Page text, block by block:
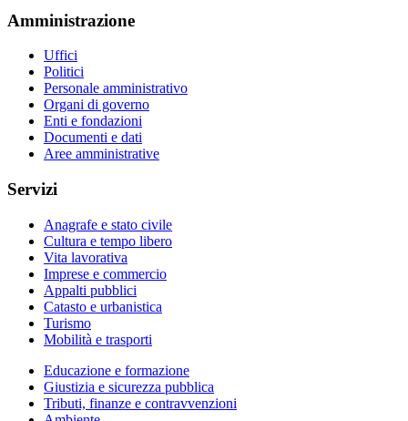
Amministrazione
Uffici
Politici
Personale amministrativo
Organi di governo
Enti e fondazioni
Documenti e dati
Aree amministrative
Servizi
Anagrafe e stato civile
Cultura e tempo libero
Vita lavorativa
Imprese e commercio
Appalti pubblici
Catasto e urbanistica
Turismo
Mobilità e trasporti
Educazione e formazione
Giustizia e sicurezza pubblica
Tributi, finanze e contravvenzioni